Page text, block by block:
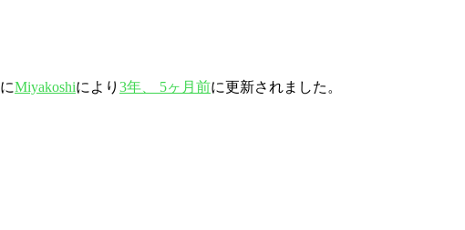
Miyakoshiにより 3年、 5ヶ月前に更新されました。